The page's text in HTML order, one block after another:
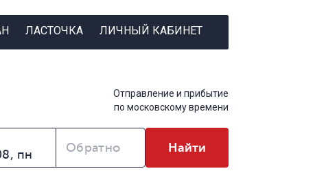
ЛАСТОЧКА ЛИЧНЫЙ КАБИНЕТ
Отправление и прибытие
по московскому времени
Обратно Найти